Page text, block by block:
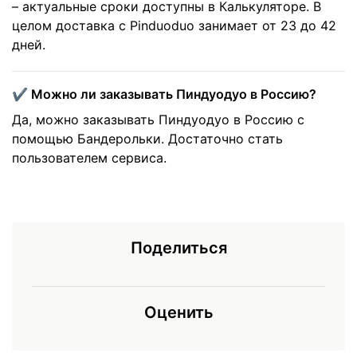
– актуальные сроки доступны в Калькуляторе. В
целом доставка с Pinduoduo занимает от 23 до 42
дней.
✔️ Можно ли заказывать Пиндуодуо в Россию?
Да, можно заказывать Пиндуодуо в Россию с
помощью Бандерольки. Достаточно стать
пользователем сервиса.
Поделиться
Оценить